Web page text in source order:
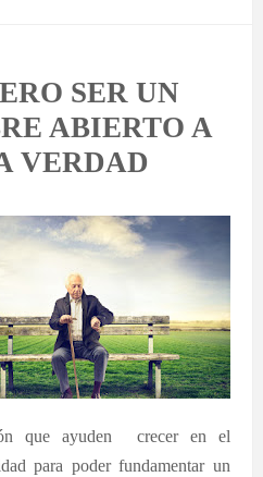
SER UN
ABIERTO A
VERDAD
que ayuden
crecer en el
para poder fundamentar un